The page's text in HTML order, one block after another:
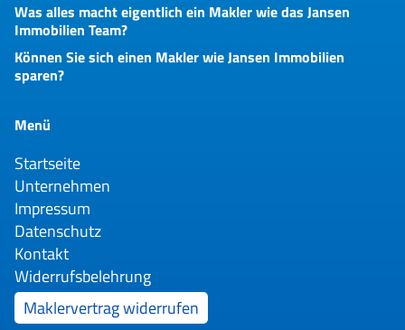
Was alles macht eigentlich ein Makler wie das Jansen
Immobilien Team?
Können Sie sich einen Makler wie Jansen Immobilien
sparen?
Menü
Startseite
Unternehmen
Impressum
Datenschutz
Kontakt
Widerrufsbelehrung
Maklervertrag widerrufen